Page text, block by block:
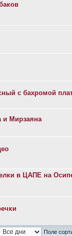
с бахромой
и Мирзаяна
в ЦАПЕ на
Поле